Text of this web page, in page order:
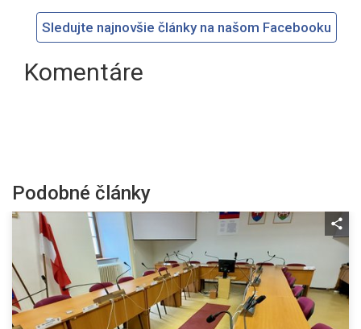
Sledujte najnovšie články na našom Facebooku
Komentáre
Podobné články